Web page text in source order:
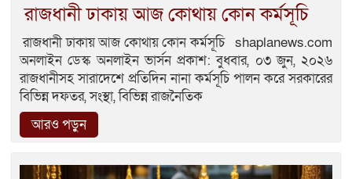
রাজধানী ঢাকায় আজ কোথায় কোন কর্মসূচি
রাজধানী ঢাকায় আজ কোথায় কোন কর্মসূচি shaplanews.com
অনলাইন ডেস্ক অনলাইন ভার্সন প্রকাশ: বুধবার, ০৩ জুন, ২০২৬
রাজধানীসহ সারাদেশে প্রতিদিন নানা কর্মসূচি পালন করে সরকারের
বিভিন্ন দফতর, সংস্থা, বিভিন্ন রাজনৈতিক
আরও পড়ুন